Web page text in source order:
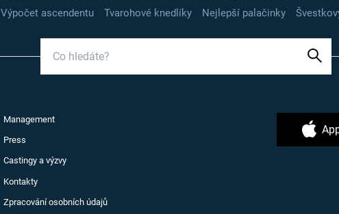
Výpočet ascendentu
Tvarohové knedlíky Nejlepší palačinky
Management
Press
Castingy a výzvy
Kontakty
Zpracování osobních údajů